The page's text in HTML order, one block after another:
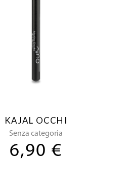
KAJAL OCCHI
Senza categoria
6,90 €